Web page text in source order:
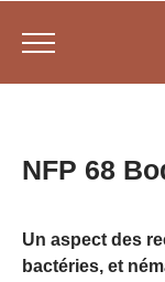
NFP 68
Un aspect des
bactéries, et